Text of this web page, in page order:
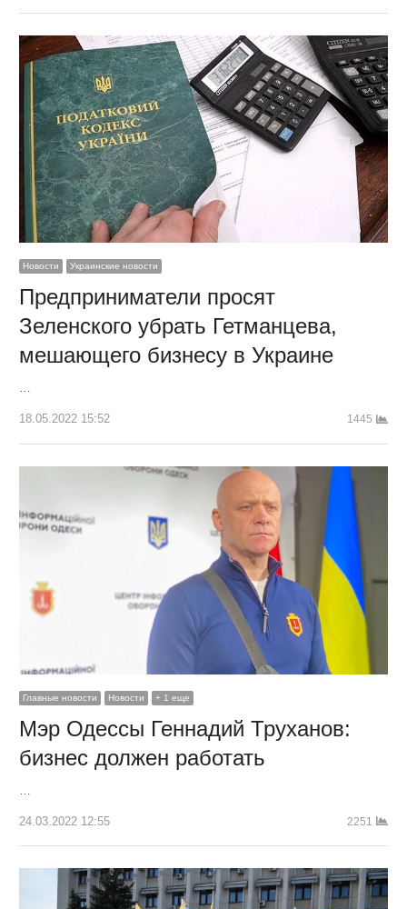
Новости Украинские новости
Предприниматели просят
Зеленского убрать Гетманцева,
мешающего бизнесу в Украине
…
18.05.2022 15:52 1445
Главные новости Новости + 1 еще
Мэр Одессы Геннадий Труханов:
бизнес должен работать
24.03.2022 12:55 2251